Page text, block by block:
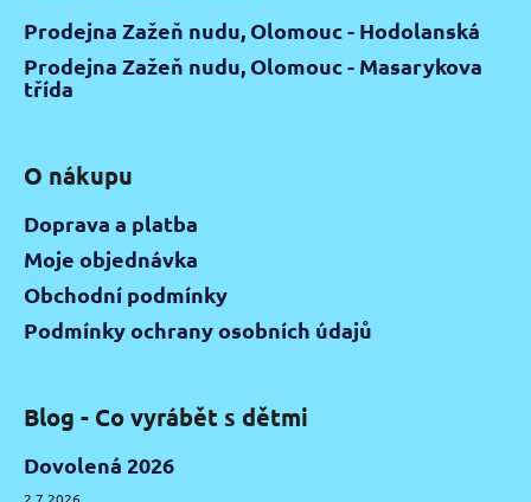
Prodejna Zažeň nudu, Olomouc - Hodolanská
Prodejna Zažeň nudu, Olomouc - Masarykova
třída
O nákupu
Doprava a platba
Moje objednávka
Obchodní podmínky
Podmínky ochrany osobních údajů
Blog - Co vyrábět s dětmi
Dovolená 2026